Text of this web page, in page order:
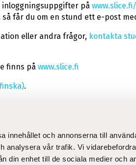
innehållet och annonserna till
analysera vår trafik. Vi
din enhet till de sociala medier och
på
får du om en stund ett e-post
eller andra frågor, kontakta
finns på www.slice.fi
.
Till nyantagna